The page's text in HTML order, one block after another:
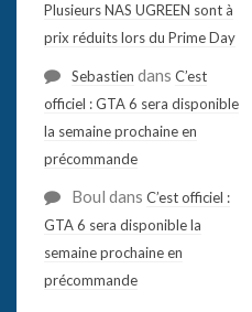
Plusieurs NAS UGREEN sont à
prix réduits lors du Prime Day
Sebastien dans C’est
officiel : GTA 6 sera disponible
la semaine prochaine en
précommande
Boul dans C’est officiel :
GTA 6 sera disponible la
semaine prochaine en
précommande